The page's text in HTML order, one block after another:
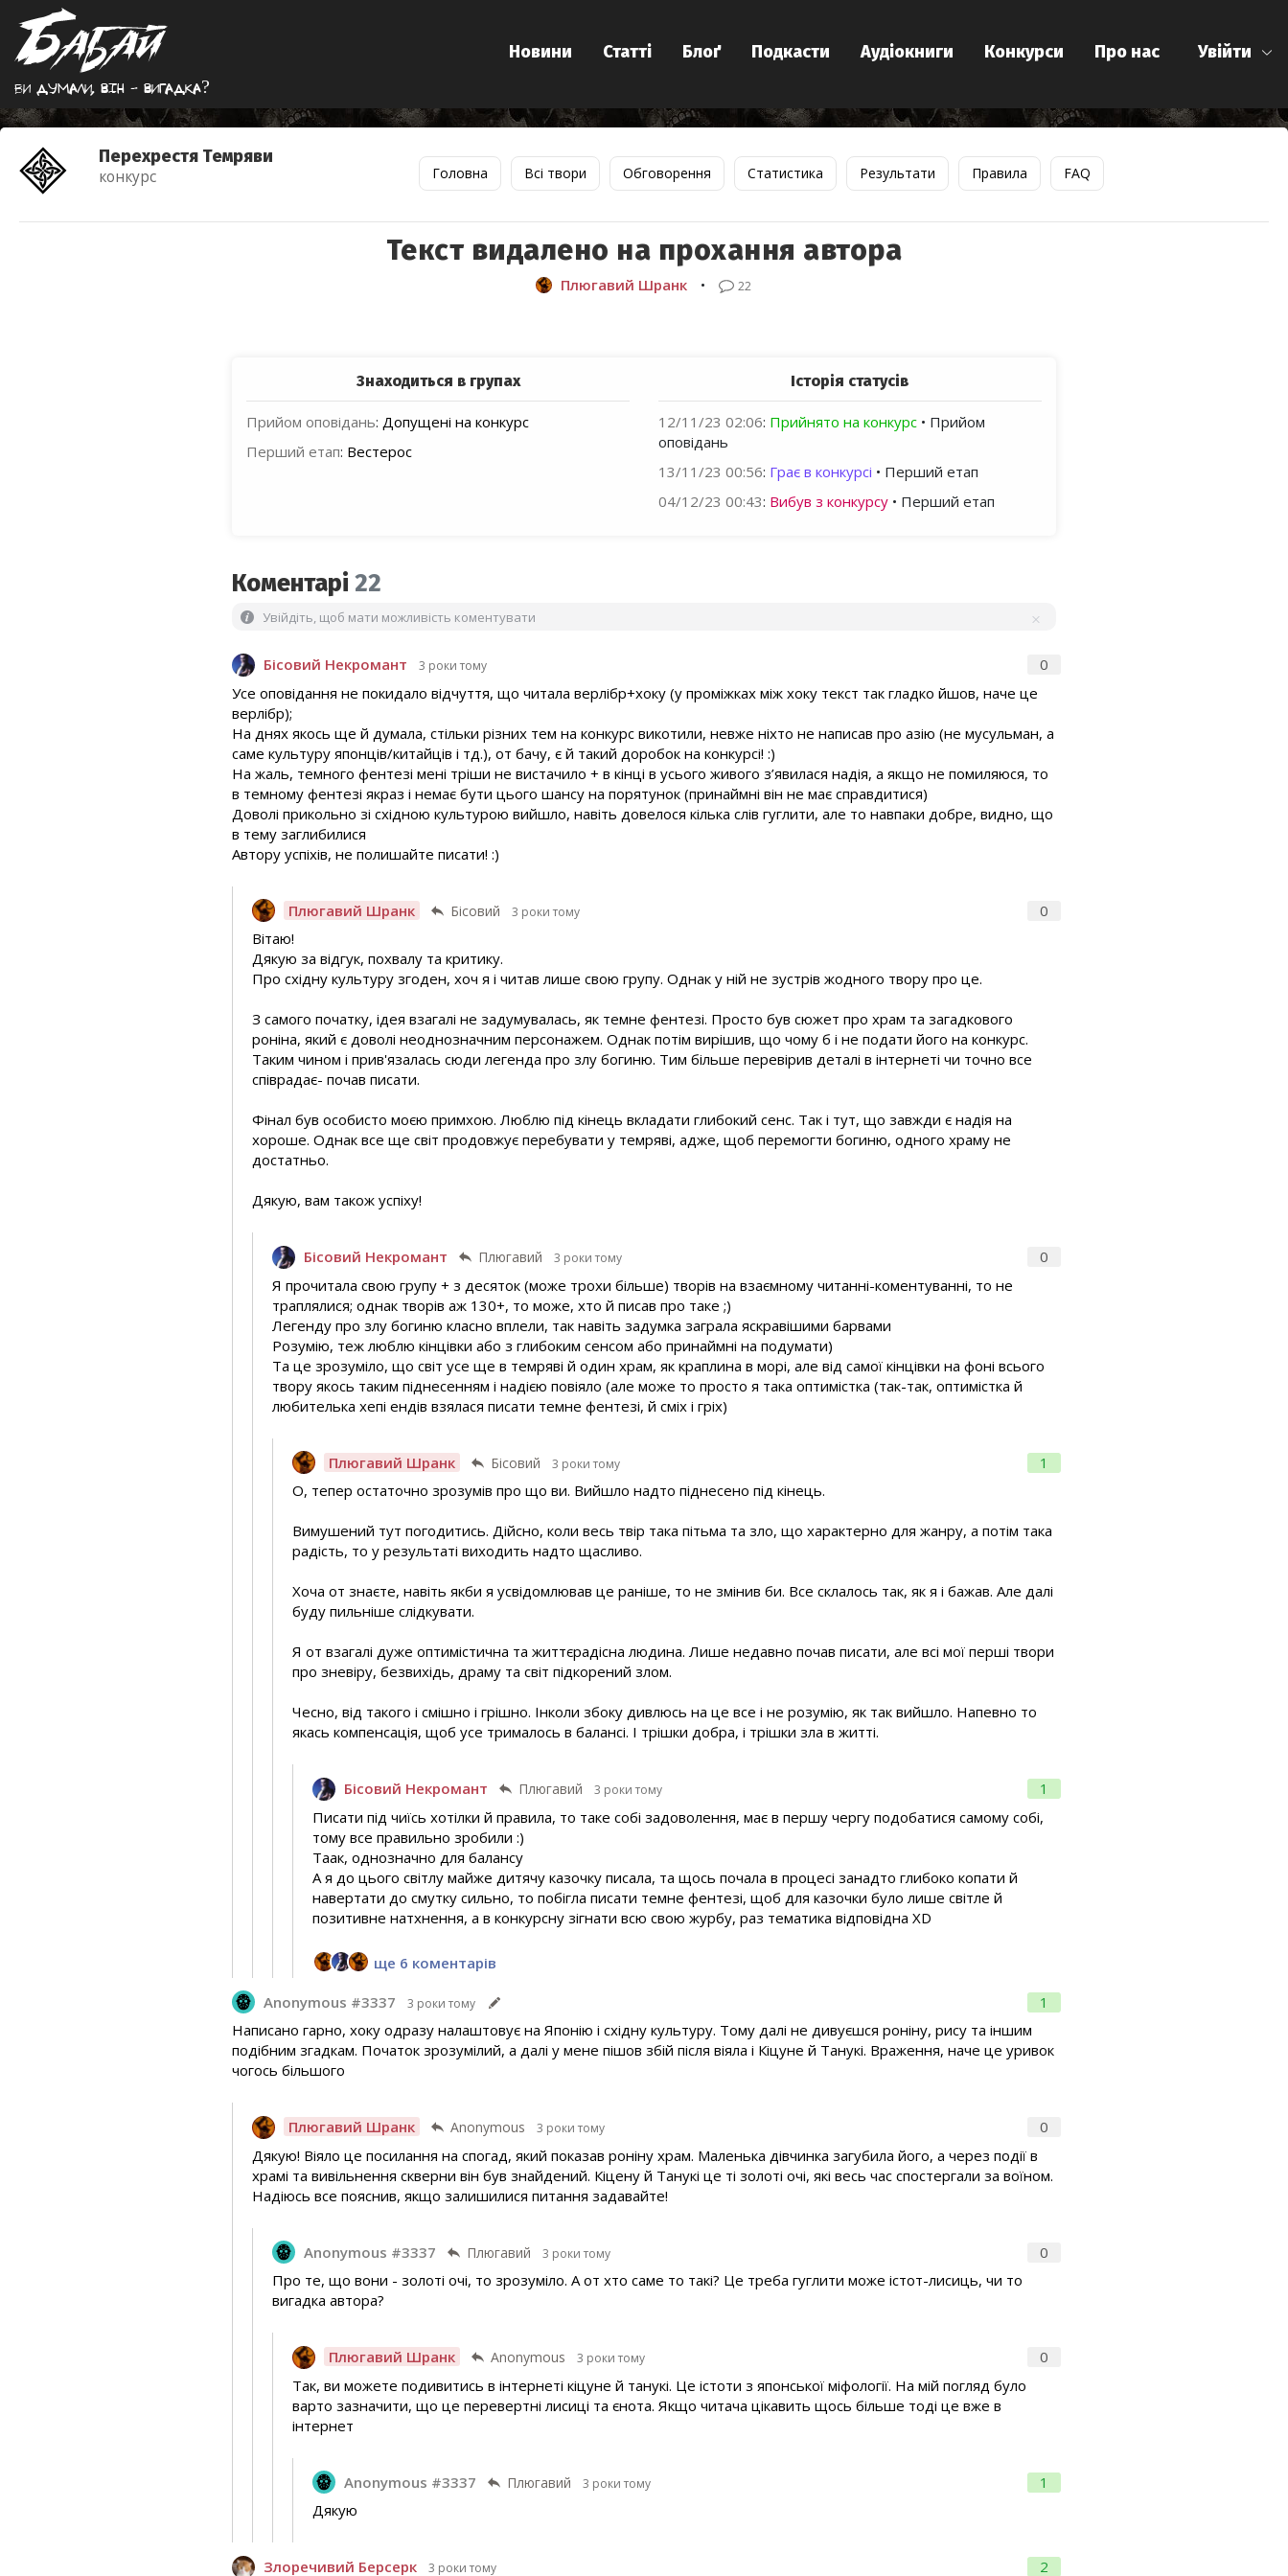
Ви думали, вiн - вигадка?
Увійти
Новини Статті Блоґ Подкасти Аудіокниги Конкурси Про нас
Перехрестя Темряви
конкурс Головна Всі твори Обговорення Статистика Результати Правила FAQ
Текст видалено на прохання автора
Плюгавий Шранк • 22
Знаходиться в групах
Прийом оповідань:Допущені на конкурс
Перший етап: Вестерос
Історія статусів
12/11/23 02:06: Прийнято на конкурс• Прийом
оповідань
13/11/23 00:56: Грає в конкурсі • Перший етап
04/12/23 00:43: Вибув з конкурсу• Перший етап
Коментарі22
Увійдіть, щоб мати можливість коментувати
Бісовий Некромант 3 роки тому
0
Усе оповідання не покидало відчуття, що читала верлібр+хоку (у проміжках між хоку текст так гладко йшов, наче це
верлібр);
На днях якось ще й думала, стільки різних тем на конкурс викотили, невже ніхто не написав про азію (не мусульман, а
саме культуру японців/китайців і тд.), от бачу, є й такий доробок на конкурсі! :)
На жаль, темного фентезі мені тріши не вистачило + в кінці в усього живого з’явилася надія, а якщо не помиляюся, то
в темному фентезі якраз і немає бути цього шансу на порятунок (принаймні він не має справдитися)
Доволі прикольно зі східною культурою вийшло, навіть довелося кілька слів гуглити, але то навпаки добре, видно, що
в тему заглибилися
Автору успіхів, не полишайте писати! :)
Плюгавий Шранк Бісовий 3 роки тому
0
Вітаю!
Дякую за відгук, похвалу та критику.
Про східну культуру згоден, хоч я і читав лише свою групу. Однак у ній не зустрів жодного твору про це.
З самого початку, ідея взагалі не задумувалась, як темне фентезі. Просто був сюжет про храм та загадкового
роніна, який є доволі неоднозначним персонажем. Однак потім вирішив, що чому б і не подати його на конкурс.
Таким чином і прив'язалась сюди легенда про злу богиню. Тим більше перевірив деталі в інтернеті чи точно все
співрадає- почав писати.
Фінал був особисто моєю примхою. Люблю під кінець вкладати глибокий сенс. Так і тут, що завжди є надія на
хороше. Однак все ще світ продовжує перебувати у темряві, адже, щоб перемогти богиню, одного храму не
достатньо.
Дякую, вам також успіху!
Бісовий Некромант Плюгавий 3 роки тому
0
Я прочитала свою групу + з десяток (може трохи більше) творів на взаємному читанні-коментуванні, то не
траплялися; однак творів аж 130+, то може, хто й писав про таке ;)
Легенду про злу богиню класно вплели, так навіть задумка заграла яскравішими барвами
Розумію, теж люблю кінцівки або з глибоким сенсом або принаймні на подумати)
Та це зрозуміло, що світ усе ще в темряві й один храм, як краплина в морі, але від самої кінцівки на фоні всього
твору якось таким піднесенням і надією повіяло (але може то просто я така оптимістка (так-так, оптимістка й
любителька хепі ендів взялася писати темне фентезі, й сміх і гріх)
Плюгавий Шранк Бісовий 3 роки тому
1
О, тепер остаточно зрозумів про що ви. Вийшло надто піднесено під кінець.
Вимушений тут погодитись. Дійсно, коли весь твір така пітьма та зло, що характерно для жанру, а потім така
радість, то у результаті виходить надто щасливо.
Хоча от знаєте, навіть якби я усвідомлював це раніше, то не змінив би. Все склалось так, як я і бажав. Але далі
буду пильніше слідкувати.
Я от взагалі дуже оптимістична та життєрадісна людина. Лише недавно почав писати, але всі мої перші твори
про зневіру, безвихідь, драму та світ підкорений злом.
Чесно, від такого і смішно і грішно. Інколи збоку дивлюсь на це все і не розумію, як так вийшло. Напевно то
якась компенсація, щоб усе трималось в балансі. І трішки добра, і трішки зла в житті.
Бісовий Некромант Плюгавий 3 роки тому
1
Писати під чиїсь хотілки й правила, то таке собі задоволення, має в першу чергу подобатися самому собі,
тому все правильно зробили :)
Таак, однозначно для балансу
А я до цього світлу майже дитячу казочку писала, та щось почала в процесі занадто глибоко копати й
навертати до смутку сильно, то побігла писати темне фентезі, щоб для казочки було лише світле й
позитивне натхнення, а в конкурсну зігнати всю свою журбу, раз тематика відповідна XD
ще 6 коментарів
Anonymous #3337 3 роки тому
1
Написано гарно, хоку одразу налаштовує на Японію і східну культуру. Тому далі не дивуєшся роніну, рису та іншим
подібним згадкам. Початок зрозумілий, а далі у мене пішов збій після віяла і Кіцуне й Танукі. Враження, наче це уривок
чогось більшого
Плюгавий Шранк Anonymous 3 роки тому
0
Дякую! Віяло це посилання на спогад, який показав роніну храм. Маленька дівчинка загубила його, а через події в
храмі та вивільнення скверни він був знайдений. Кіцену й Танукі це ті золоті очі, які весь час спостергали за воїном.
Надіюсь все пояснив, якщо залишилися питання задавайте!
Anonymous #3337 Плюгавий 3 роки тому
0
Про те, що вони - золоті очі, то зрозуміло. А от хто саме то такі? Це треба гуглити може істот-лисиць, чи то
вигадка автора?
Плюгавий Шранк Anonymous 3 роки тому
0
Так, ви можете подивитись в інтернеті кіцуне й танукі. Це істоти з японської міфології. На мій погляд було
варто зазначити, що це перевертні лисиці та єнота. Якщо читача цікавить щось більше тоді це вже в
інтернет
Anonymous #3337 Плюгавий 3 роки тому
1
Дякую
Злоречивий Берсерк 3 роки тому
2